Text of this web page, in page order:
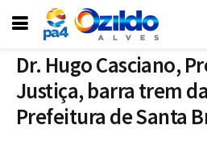
Dr. Hugo Casciano,
Justiça, barra trem
Prefeitura de Santa